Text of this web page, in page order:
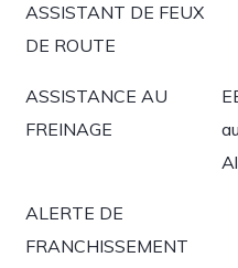
ASSISTANT DE FEUX
DE ROUTE
ASSISTANCE AU
FREINAGE
ALERTE DE
FRANCHISSEMENT